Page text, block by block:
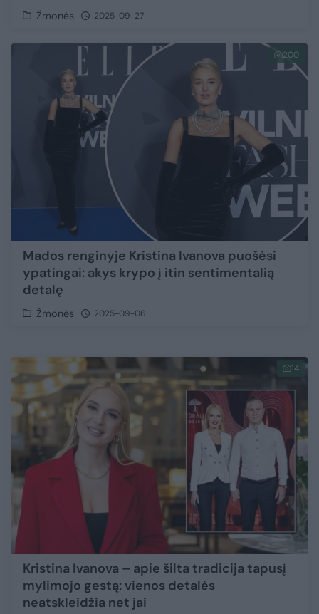
Žmonės 2025-09-27
200
Mados renginyje Kristina Ivanova puošėsi
ypatingai: akys krypo į itin sentimentalią
detalę
Žmonės 2025-09-06
14
Kristina Ivanova – apie šilta tradicija tapusį
mylimojo gestą: vienos detalės
neatskleidžia net jai